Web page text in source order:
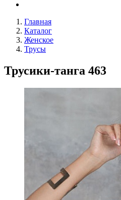
Главная
Каталог
Женское
Трусы
Трусики-танга 463